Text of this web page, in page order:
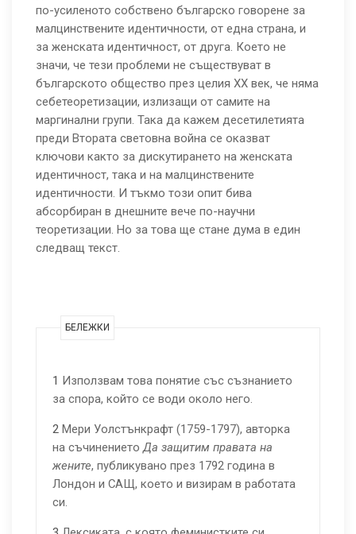
по-усиленото собствено българско говорене за
малцинствените идентичности, от една страна, и
за женската идентичност, от друга. Което не
значи, че тези проблеми не съществуват в
българското общество през целия ХХ век, че няма
себетеоретизации, излизащи от самите на
маргинални групи. Така да кажем десетилетията
преди Втората световна война се оказват
ключови както за дискутирането на женската
идентичност, така и на малцинствените
идентичности. И тъкмо този опит бива
абсорбиран в днешните вече по-научни
теоретизации. Но за това ще стане дума в един
следващ текст.
БЕЛЕЖКИ
1 Използвам това понятие със съзнанието
за спора, който се води около него.
2 Мери Уолстънкрафт (1759-1797), авторка
на съчинениетоДа защитим правата на
жените, публикувано през 1792 година в
Лондон и САЩ, което и визирам в работата
си.